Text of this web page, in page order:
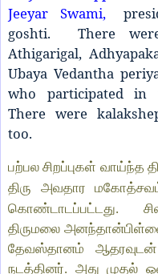
Jeeyar Swami,
goshti. There
Athigarigal,
Ubaya Vedantha
who participated in
There were
too.
பற்பல சிறப்புகள் வாய்ந்த
திரு அவதார
கொண்டாடப்பட்டது.
திருமலை
தேவஸ்தானம்
நடத்தினர். அது முதல்